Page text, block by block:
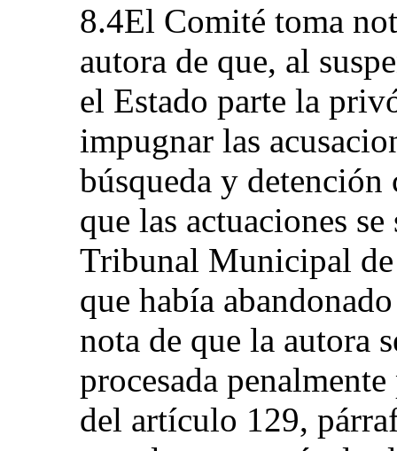
8.4El Comité toma
autora de que, al
el Estado parte la
impugnar las
búsqueda y detención
que las actuaciones
Tribunal Municipal
que había
nota de que la autora
procesada
del artículo 129,